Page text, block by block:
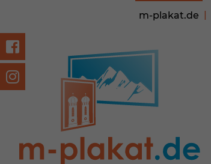
m-plakat.de